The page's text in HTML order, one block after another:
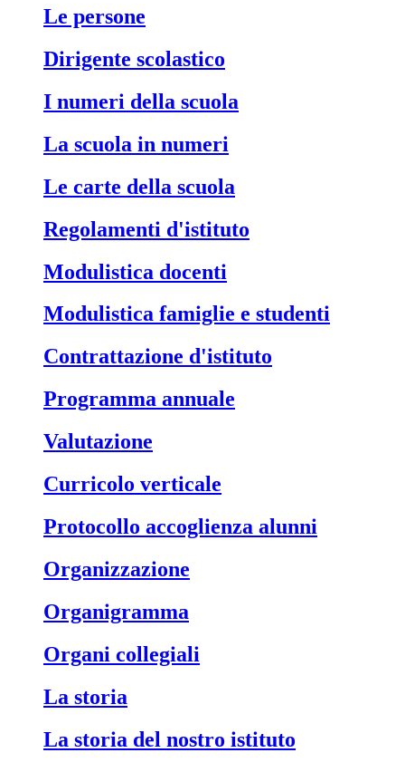
Le persone
Dirigente scolastico
I numeri della scuola
La scuola in numeri
Le carte della scuola
Regolamenti d'istituto
Modulistica docenti
Modulistica famiglie e studenti
Contrattazione d'istituto
Programma annuale
Valutazione
Curricolo verticale
Protocollo accoglienza alunni
Organizzazione
Organigramma
Organi collegiali
La storia
La storia del nostro istituto